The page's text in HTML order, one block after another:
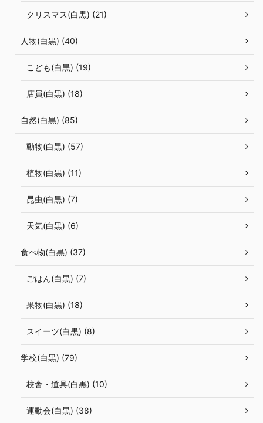
クリスマス(白黒) (21)
人物(白黒) (40)
こども(白黒) (19)
店員(白黒) (18)
自然(白黒) (85)
動物(白黒) (57)
植物(白黒) (11)
昆虫(白黒) (7)
天気(白黒) (6)
食べ物(白黒) (37)
ごはん(白黒) (7)
果物(白黒) (18)
スイーツ(白黒) (8)
学校(白黒) (79)
校舎・道具(白黒) (10)
運動会(白黒) (38)